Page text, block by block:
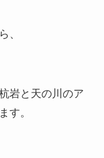
、
岩と天の川のア
す。